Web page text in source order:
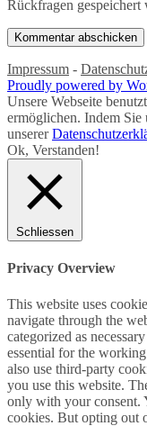
Rückfragen gespeichert
Impressum -
Proudly powered by
Unsere Webseite
ermöglichen. Indem Sie
unserer
Ok, Verstanden!
Schliessen
Privacy Overview
This website uses
navigate through the
categorized as
essential for the
also use third-party
you use this website.
only with your consent.
cookies. But opting out